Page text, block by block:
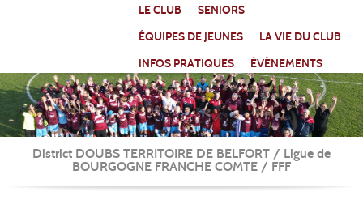
LE CLUB
SENIORS
ÉQUIPES DE JEUNES
LA VIE DU CLUB
INFOS PRATIQUES
ÉVÈNEMENTS
District DOUBS TERRITOIRE DE BELFORT / Ligue de
BOURGOGNE FRANCHE COMTE / FFF
Panneau de gestion des cookies